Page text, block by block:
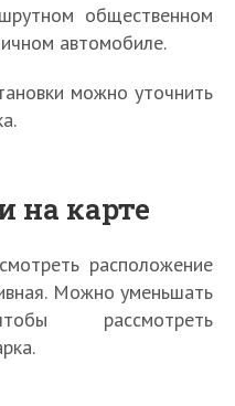
общественном
автомобиле.
можно уточнить
на карте
расположение
Можно уменьшать
рассмотреть